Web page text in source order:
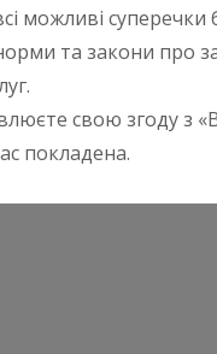
можливі
та закони про
свою згоду з
покладена.